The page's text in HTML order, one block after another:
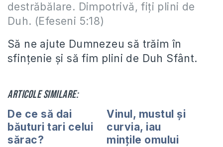
destrăbălare. Dimpotrivă, fiţi plini de
Duh. (Efeseni 5:18)
Să ne ajute Dumnezeu să trăim în
sfinţenie şi să fim plini de Duh Sfânt.
Articole similare:
De ce să dai
băuturi tari celui
sărac?
Vinul, mustul și
curvia, iau
mințile omului